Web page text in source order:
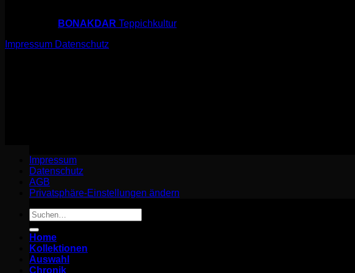
BONAKDAR Teppichkultur
Impressum Datenschutz
Impressum
Datenschutz
AGB
Privatsphäre-Einstellungen ändern
Suchen
nach:
Home
Kollektionen
Auswahl
Chronik